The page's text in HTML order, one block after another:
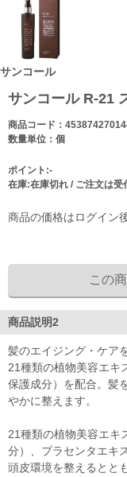
サンコール
サンコール R‐21
商品コード：
数量単位：個
ポイント:-
在庫:在庫切れ / ご注文は受
商品の価格はログイン
商品説明2
髪のエイジング・ケア
21種類の植物美容エキ
保護成分）を配合。髪
やかに整えます。
21種類の植物美容エキ
分）、プラセンタエキ
頭皮環境を整えるとと